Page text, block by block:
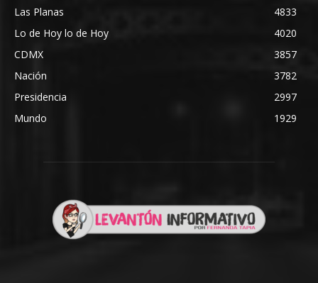
Las Planas
4833
Lo de Hoy lo de Hoy
4020
CDMX
3857
Nación
3782
Presidencia
2997
Mundo
1929